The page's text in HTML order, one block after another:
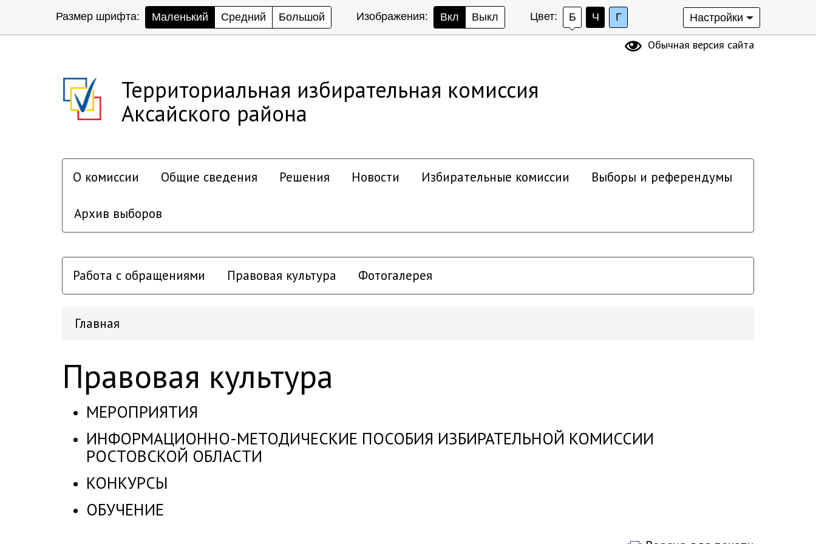
Размер шрифта: Маленький Средний Большой Изображения: Вкл Выкл Цвет: Б Ч Г Настройки
Обычная версия сайта
Территориальная избирательная комиссия
Аксайского района
О комиссии Общие сведения Решения Новости Избирательные комиссии Выборы и референдумы
Архив выборов
Работа с обращениями Правовая культура Фотогалерея
Главная
Правовая культура
МЕРОПРИЯТИЯ
ИНФОРМАЦИОННО-МЕТОДИЧЕСКИЕ ПОСОБИЯ ИЗБИРАТЕЛЬНОЙ КОМИССИИ
РОСТОВСКОЙ ОБЛАСТИ
КОНКУРСЫ
ОБУЧЕНИЕ